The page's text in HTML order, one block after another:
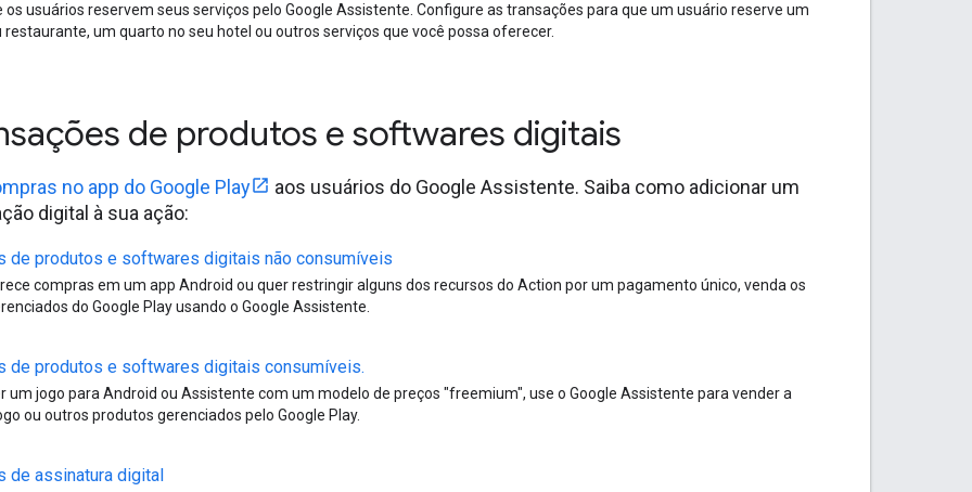
os usuários reservem seus serviços pelo Google Assistente. Configure as transações para que um usuário reserve um
restaurante, um quarto no seu hotel ou outros serviços que você possa oferecer.
de produtos e softwares digitais
no app do Google Play
aos usuários do Google Assistente. Saiba como adicionar um
digital à sua ação:
de produtos e softwares digitais não consumíveis
compras em um app Android ou quer restringir alguns dos recursos do Action por um pagamento único, venda os
do Google Play usando o Google Assistente.
de produtos e softwares digitais consumíveis.
um jogo para Android ou Assistente com um modelo de preços "freemium", use o Google Assistente para vender a
ou outros produtos gerenciados pelo Google Play.
de assinatura digital